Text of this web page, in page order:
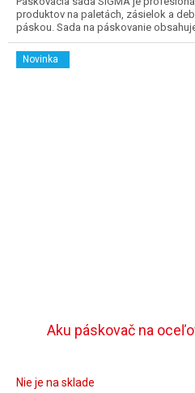
produktov na paletách, zásielok a
páskou. Sada na páskovanie
Novinka
Aku páskovač na
Nie je na sklade